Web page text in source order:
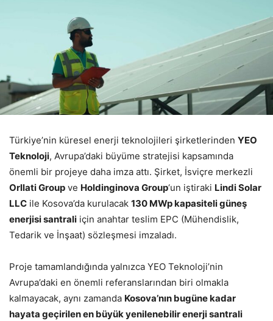
Türkiye’nin küresel enerji teknolojileri şirketlerinden YEO
Teknoloji, Avrupa’daki büyüme stratejisi kapsamında
önemli bir projeye daha imza attı. Şirket, İsviçre merkezli
Orllati Group ve Holdinginova Group‘un iştiraki Lindi Solar
LLC ile Kosova’da kurulacak 130 MWp kapasiteli güneş
enerjisi santrali için anahtar teslim EPC (Mühendislik,
Tedarik ve İnşaat) sözleşmesi imzaladı.
Proje tamamlandığında yalnızca YEO Teknoloji’nin
Avrupa’daki en önemli referanslarından biri olmakla
kalmayacak, aynı zamanda Kosova’nın bugüne kadar
hayata geçirilen en büyük yenilenebilir enerji santrali